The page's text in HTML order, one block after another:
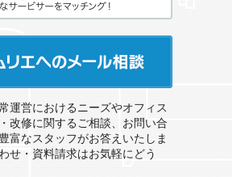
運営におけるニーズやオフィス
改修に関するご相談、お問い合
富なスタッフがお答えいたしま
せ・資料請求はお気軽にどう